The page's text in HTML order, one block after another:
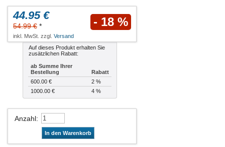
44.95 €
54.99 € * - 18 %
inkl. MwSt. zzgl. Versand
Auf dieses Produkt erhalten Sie
zusätzlichen Rabatt:
ab Summe Ihrer
Bestellung
Rabatt
600.00 €
2 %
1000.00 €
4 %
Anzahl:
In den Warenkorb